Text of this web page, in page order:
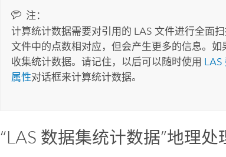
注：
计算统计数据需要对引用的 LAS 文件进行全面
文件中的点数相对应，但会产生更多的信息。
收集统计数据。请记住，以后可以随时使用 LAS
属性对话框来计算统计数据。
“LAS 数据集统计数据”地理处